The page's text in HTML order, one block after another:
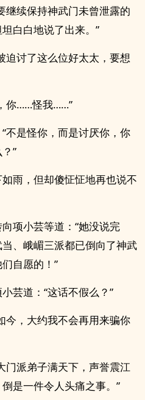
继续保持神武门未曾泄露的
白白地说了出来。”
迫讨了这么位好太太，要想
你……怪我……”
不是怪你，而是讨厌你，你
”
雨，但却傻怔怔地再也说不
项小芸等道：“她没说完
、峨嵋三派都已倒向了神武
自愿的！”
芸道：“这话不假么？”
今，大约我不会再用来骗你
门派弟子满天下，声誉震江
是一件令人头痛之事。”